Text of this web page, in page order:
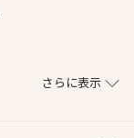
さらに表示